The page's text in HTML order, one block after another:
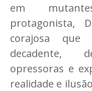
em
protagonista,
corajosa que
decadente,
opressoras e
realidade e